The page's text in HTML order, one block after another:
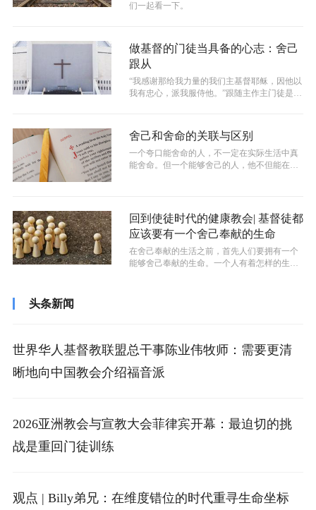
们一起看一下。
做基督的门徒当具备的心志：舍己
跟从
“我感谢那给我力量的我们主基督耶稣，因他以
我有忠心，派我服侍他。”跟随主作主门徒是主
舍己和舍命的关联与区别
一个夸口能舍命的人，不一定在实际生活中真
能舍命。但一个能够舍己的人，他不但能在凡
回到使徒时代的健康教会| 基督徒都
应该要有一个舍己奉献的生命
在舍己奉献的生活之前，首先人们要拥有一个
能够舍己奉献的生命。一个人有着怎样的生
头条新闻
世界华人基督教联盟总干事陈业伟牧师：需要更清
晰地向中国教会介绍福音派
2026亚洲教会与宣教大会菲律宾开幕：最迫切的挑
战是重回门徒训练
观点 | Billy弟兄：在维度错位的时代重寻生命坐标